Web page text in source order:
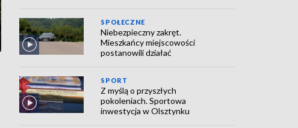
SPOŁECZNE
Niebezpieczny zakręt.
Mieszkańcy miejscowości
postanowili działać
SPORT
Z myślą o przyszłych
pokoleniach. Sportowa
inwestycja w Olsztynku